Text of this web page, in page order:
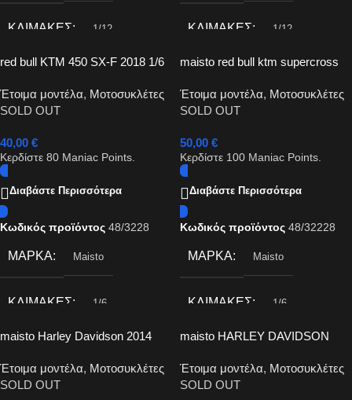
ΚΛΊΜΑΚΕΣ 1/12 ΚΛΊΜΑΚΕΣ 1/12
red bull KTM 450 SX-F 2018 1/6
Έτοιμα μοντέλα, Μοτοσυκλέτες
SOLD OUT
40,00 €
Κερδίστε 80 Maniac Points.
Διαβάστε Περισσότερα
Κωδικός προϊόντος 48/3228
ΜΆΡΚΑ Maisto
ΚΛΊΜΑΚΕΣ 1/6
maisto red bull ktm supercross
Έτοιμα μοντέλα, Μοτοσυκλέτες
SOLD OUT
50,00 €
Κερδίστε 100 Maniac Points.
Διαβάστε Περισσότερα
Κωδικός προϊόντος 48/32228
ΜΆΡΚΑ Maisto
ΚΛΊΜΑΚΕΣ 1/6
maisto Harley Davidson 2014
Έτοιμα μοντέλα, Μοτοσυκλέτες
SOLD OUT
maisto HARLEY DAVIDSON
1/12
Έτοιμα μοντέλα, Μοτοσυκλέτες
SOLD OUT